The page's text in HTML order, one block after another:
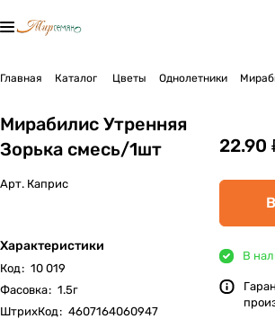
Главная Каталог Цветы Однолетники
Мирабилис Утренняя
Зорька смесь/1шт
Арт. Каприс
Характеристики
Код: 10 019
Фасовка: 1.5г
ШтрихКод: 4607164060947
22.90
В